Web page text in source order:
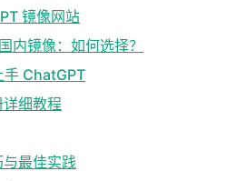
镜像网站
内镜像：如何选择？
手 ChatGPT
细教程
最佳实践